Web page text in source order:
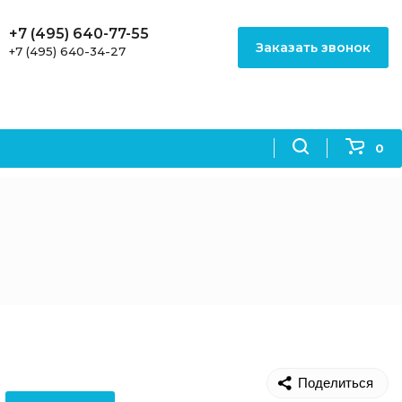
0
+7 (495) 640-77-55
+7 (495) 640-34-27 Заказать звонок
Поделиться